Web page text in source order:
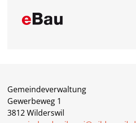
Gemeindeverwaltung
Gewerbeweg 1
3812 Wilderswil